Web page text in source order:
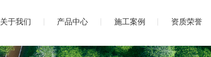
关于我们 产品中心 施工案例 资质荣誉